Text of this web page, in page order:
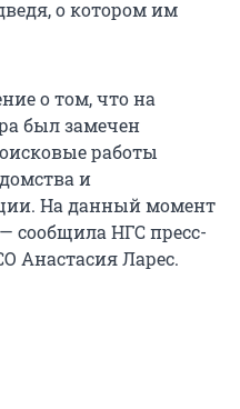
о котором им
о том, что на
был замечен
работы
и
На данный момент
сообщила НГС пресс-
Анастасия Ларес.